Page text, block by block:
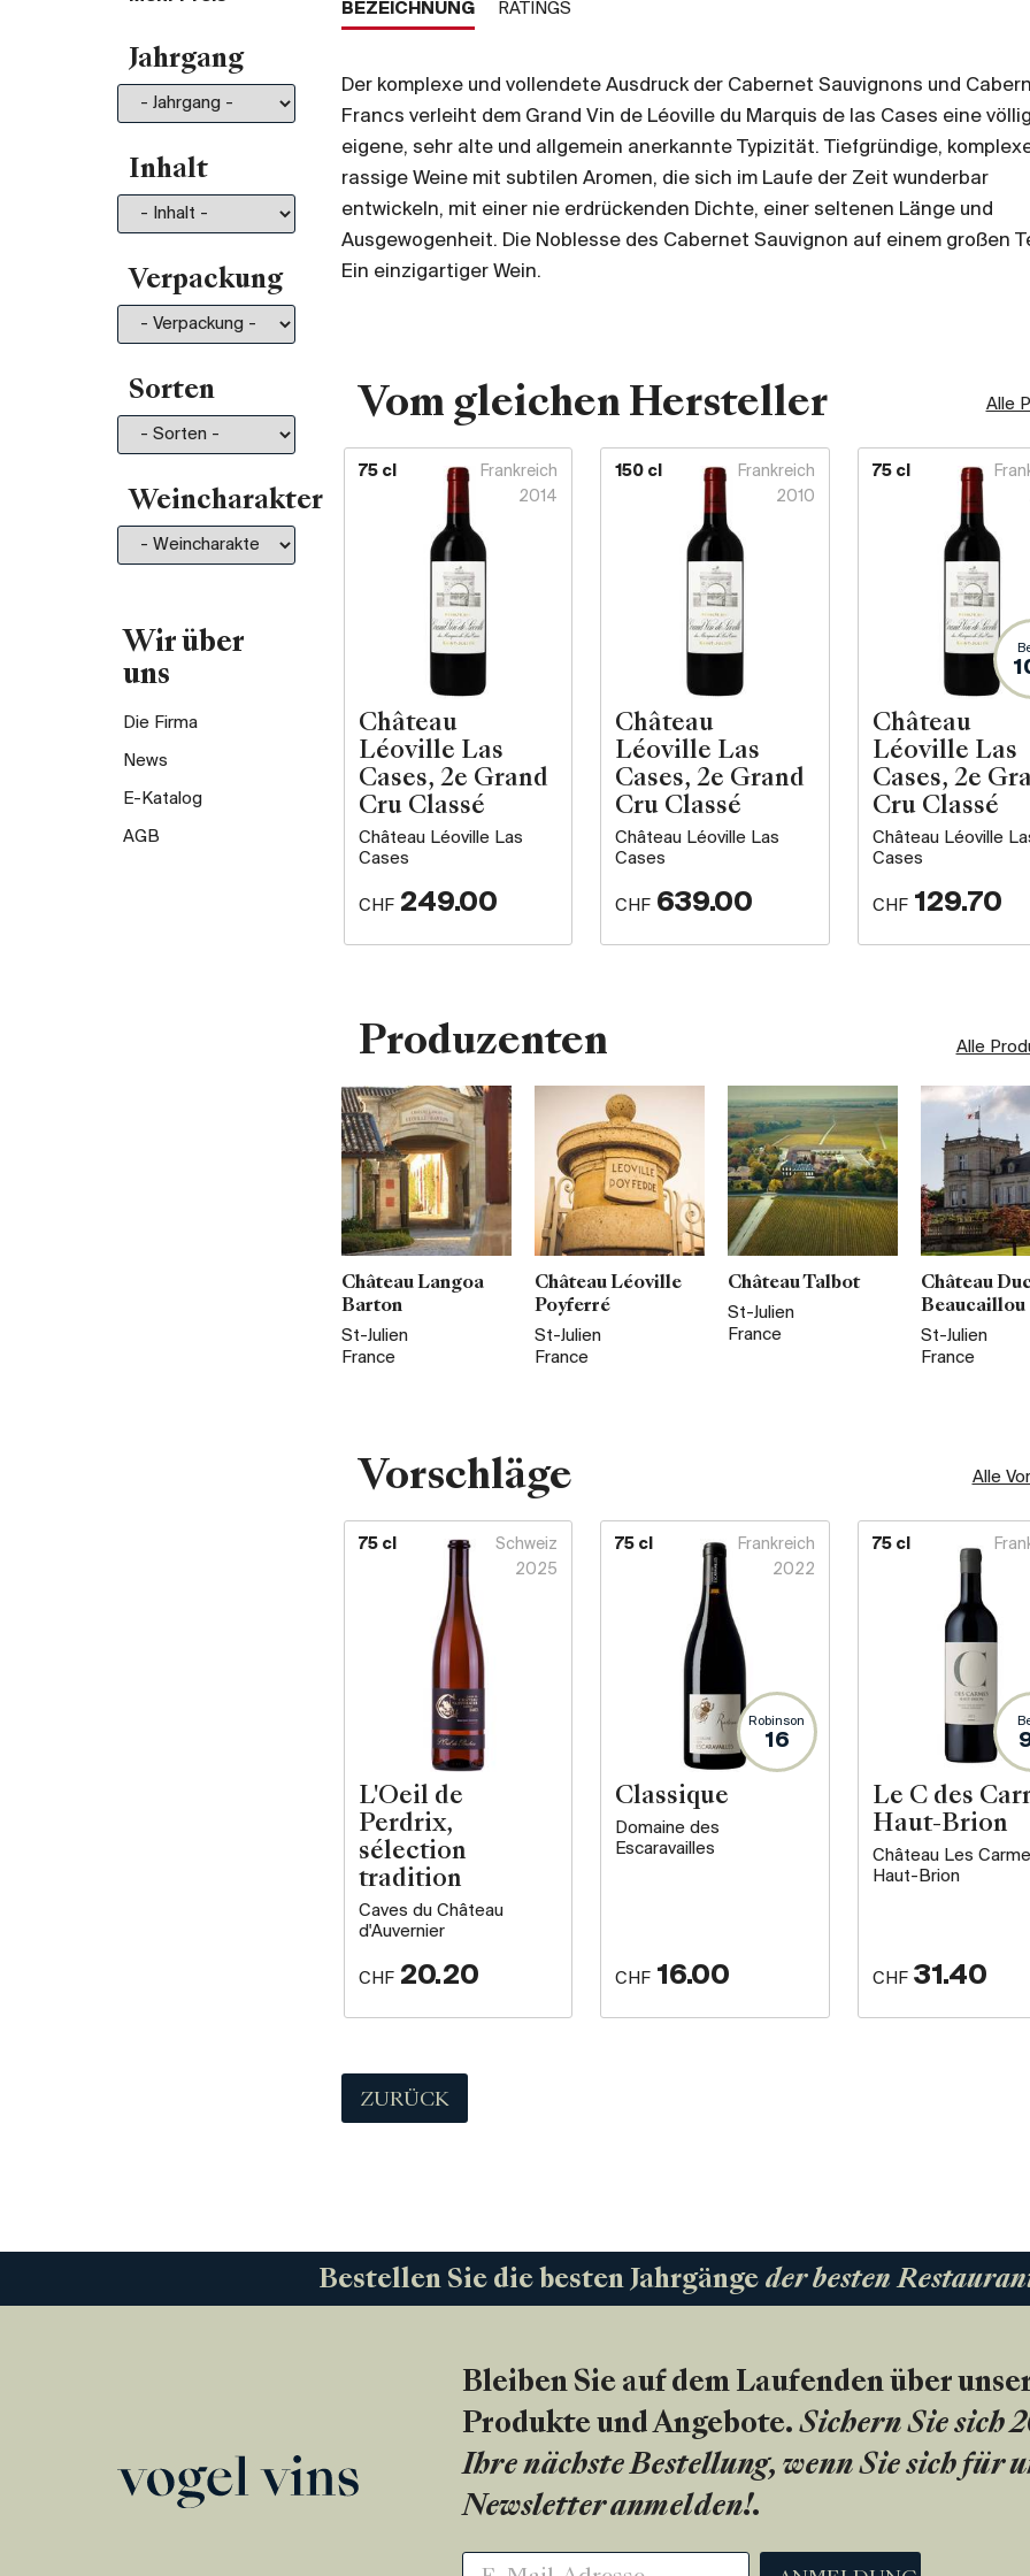
Von 50.- bis 75.-
Von 75.- bis 100.-
130
Von 150.- bis 200.-
Mehr als 200.-
210
Jahrgang
Inhalt
Verpackung
Sorten
Weincharakter
Wir über
uns
Die Firma
News
E-Katalog
AGB
BEZEICHNUNG RATINGS
Der komplexe und vollendete Ausdruck der Cabernet Sauvignons und
Francs verleiht dem Grand Vin de Léoville du Marquis de las Cases eine völlig
eigene, sehr alte und allgemein anerkannte Typizität. Tiefgründige,
rassige Weine mit subtilen Aromen, die sich im Laufe der Zeit wunderbar
entwickeln, mit einer nie erdrückenden Dichte, einer seltenen Länge und
Ausgewogenheit. Die Noblesse des Cabernet Sauvignon auf einem großen
Ein einzigartiger Wein.
Vom gleichen Hersteller Alle
75 cl
Frankreich
2014
Château
Léoville Las
Cases, 2e Grand
Cru Classé
Château Léoville Las
Cases
CHF 249.00
150 cl
Frankreich
2010
Château
Léoville Las
Cases, 2e Grand
Cru Classé
Château Léoville Las
Cases
CHF 639.00
75 cl
Château
Léoville Las
Cases, 2e
Cru Classé
Château Léoville
Cases
CHF 129.70
Produzenten Alle
Château Langoa
Barton
St-Julien
France
Château Léoville
Poyferré
St-Julien
France
Château Talbot
St-Julien
France
Château
Beaucaillou
St-Julien
France
Vorschläge Alle
75 cl
Schweiz
2025
L'Oeil de
Perdrix,
sélection
tradition
Caves du Château
d'Auvernier
CHF 20.20
75 cl
Frankreich
2022
Robinson
16
Classique
Domaine des
Escaravailles
CHF 16.00
75 cl
Le C des
Haut-Brion
Château Les
Haut-Brion
CHF 31.40
ZURÜCK
Bestellen Sie die besten Jahrgänge der besten
Bleiben Sie auf dem Laufenden über
Produkte und Angebote. Sichern Sie sich
Ihre nächste Bestellung, wenn Sie sich für
Newsletter anmelden!.